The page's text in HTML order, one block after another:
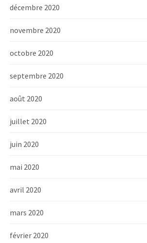
décembre 2020
novembre 2020
octobre 2020
septembre 2020
août 2020
juillet 2020
juin 2020
mai 2020
avril 2020
mars 2020
février 2020